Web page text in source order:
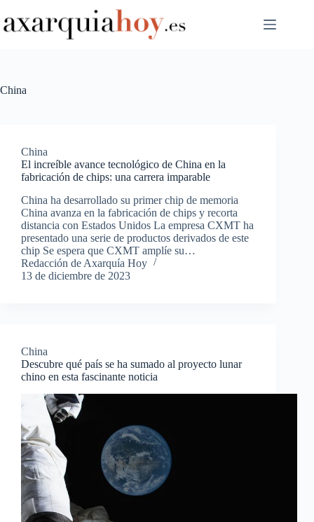
al
contenido
China
China
El increíble avance tecnológico de China en la
fabricación de chips: una carrera imparable
China ha desarrollado su primer chip de memoria
China avanza en la fabricación de chips y recorta
distancia con Estados Unidos La empresa CXMT ha
presentado una serie de productos derivados de este
chip Se espera que CXMT amplíe su…
Redacción de Axarquía Hoy
13 de diciembre de 2023
China
Descubre qué país se ha sumado al proyecto lunar
chino en esta fascinante noticia